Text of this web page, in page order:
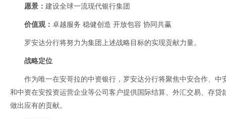
愿景： 建设全球一流现代银行集团
价值观： 卓越服务 稳健创造 开放包容 协同共赢
罗安达分行将努力为集团上述战略目标的实现贡献力量。
战略定位
作为唯一在安哥拉的中资银行，罗安达分行将聚焦中安合作、
和中资在安投资运营企业等公司客户提供国际结算、外汇交易、存
做出应有的贡献。